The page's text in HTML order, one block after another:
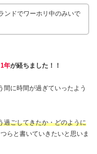
ンドでワーホリ中のみいで
1年が経ちました！！
間に時間が過ぎていったよう
過ごしてきたか・どのように
らと書いていきたいと思いま